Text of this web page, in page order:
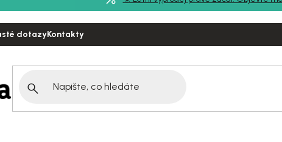
dotazyKontakty